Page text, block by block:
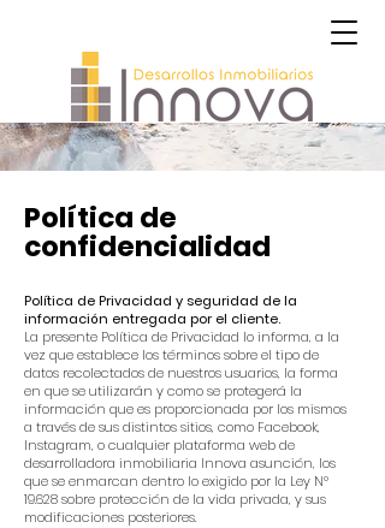
Política de
confidencialidad
Política de Privacidad y seguridad de la
información entregada por el cliente.
La presente Política de Privacidad lo informa, a la
vez que establece los términos sobre el tipo de
datos recolectados de nuestros usuarios, la forma
en que se utilizarán y como se protegerá la
información que es proporcionada por los mismos
a través de sus distintos sitios, como Facebook,
Instagram, o cualquier plataforma web de
desarrolladora inmobiliaria Innova asunción, los
que se enmarcan dentro lo exigido por la Ley Nº
19.628 sobre protección de la vida privada, y sus
modificaciones posteriores.